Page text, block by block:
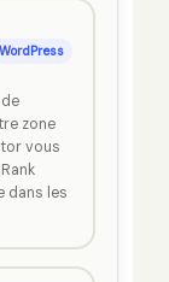
WordPress
zone
vous
dans les